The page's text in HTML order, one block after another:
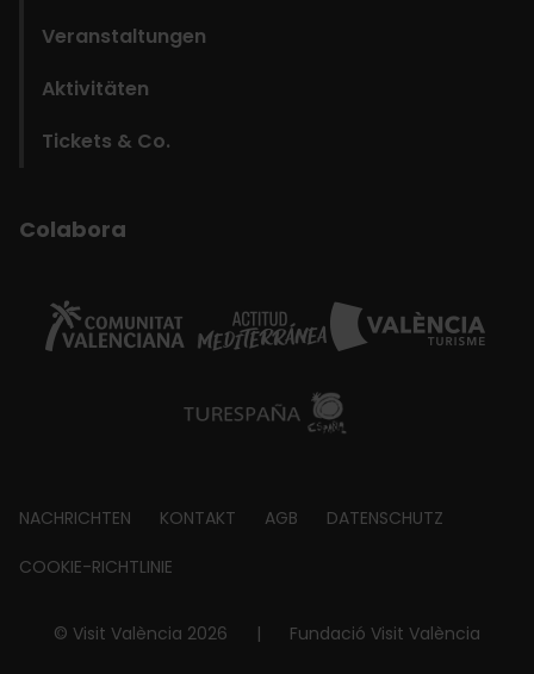
Veranstaltungen
Aktivitäten
Tickets & Co.
Colabora
Footer
about
NACHRICHTEN KONTAKT AGB DATENSCHUTZ
COOKIE-RICHTLINIE
© Visit València 2026 | Fundació Visit València